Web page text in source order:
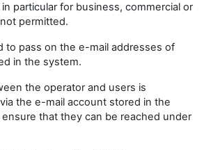
particular for business, commercial or
permitted.
to pass on the e-mail addresses of
in the system.
the operator and users is
the e-mail account stored in the
that they can be reached under